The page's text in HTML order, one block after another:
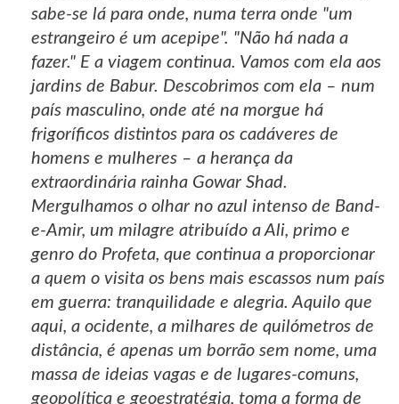
sabe-se lá para onde, numa terra onde "um
estrangeiro é um acepipe". "Não há nada a
fazer." E a viagem continua. Vamos com ela aos
jardins de Babur. Descobrimos com ela – num
país masculino, onde até na morgue há
frigoríficos distintos para os cadáveres de
homens e mulheres – a herança da
extraordinária rainha Gowar Shad.
Mergulhamos o olhar no azul intenso de Band-
e-Amir, um milagre atribuído a Ali, primo e
genro do Profeta, que continua a proporcionar
a quem o visita os bens mais escassos num país
em guerra: tranquilidade e alegria. Aquilo que
aqui, a ocidente, a milhares de quilómetros de
distância, é apenas um borrão sem nome, uma
massa de ideias vagas e de lugares-comuns,
geopolítica e geoestratégia, toma a forma de